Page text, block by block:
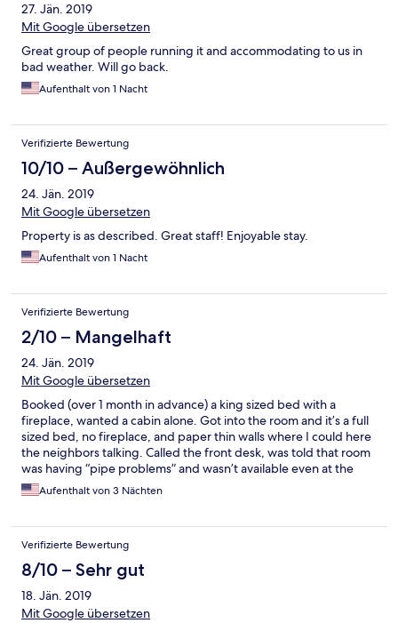
27. Jän. 2019
Mit Google übersetzen
Great group of people running it and accommodating to us in
bad weather. Will go back.
Aufenthalt von 1 Nacht
Verifizierte Bewertung
10/10 – Außergewöhnlich
24. Jän. 2019
Mit Google übersetzen
Property is as described. Great staff! Enjoyable stay.
Aufenthalt von 1 Nacht
Verifizierte Bewertung
2/10 – Mangelhaft
24. Jän. 2019
Mit Google übersetzen
Booked (over 1 month in advance) a king sized bed with a
fireplace, wanted a cabin alone. Got into the room and it’s a full
sized bed, no fireplace, and paper thin walls where I could here
the neighbors talking. Called the front desk, was told that room
was having “pipe problems” and wasn’t available even at the
time we booked it, he would speak to the manager about what
he could do for us. After 2 days and no response I followed up.
getting ready, the water was brown and full of sediment. Called
to cancel dinner because I wasn’t eating in a place cooking with
this water, not even an apology, just told to let the water run. I
was told repeatedly that the room we did have was nicer, as if
that makes up for the fact that it was the exact opposite of what
I booked. They didn’t even acknowledge it when we checked it.
Aufenthalt von 3 Nächten
Verifizierte Bewertung
8/10 – Sehr gut
18. Jän. 2019
Mit Google übersetzen